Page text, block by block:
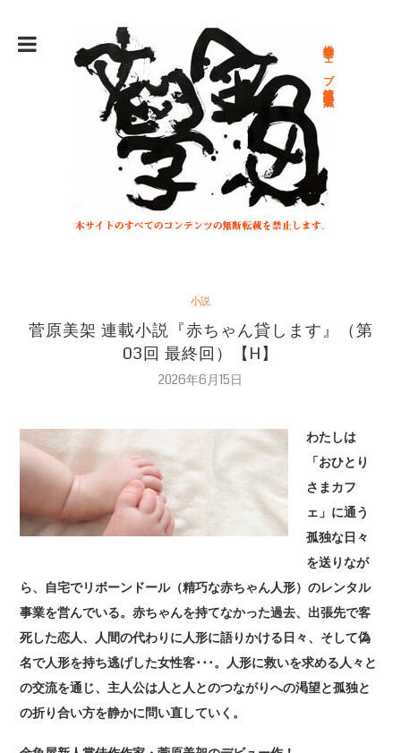
総合文学ウェブ情報誌 文学金魚
小説
菅原美架 連載小説『赤ちゃん貸します』（第
03回 最終回）【H】
2026年6月15日
わたしは
「おひとり
さまカフ
ェ」に通う
孤独な日々
を送りなが
ら、自宅でリボーンドール（精巧な赤ちゃん人形）のレンタル
事業を営んでいる。赤ちゃんを持てなかった過去、出張先で客
死した恋人、人間の代わりに人形に語りかける日々、そして偽
名で人形を持ち逃げした女性客･･･。人形に救いを求める人々と
の交流を通じ、主人公は人と人とのつながりへの渇望と孤独と
の折り合い方を静かに問い直していく。